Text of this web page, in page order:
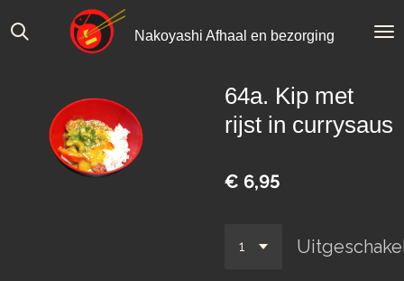
direct
hoofdinhoud
Nakoyashi Afhaal en bezorging
64a. Kip met
rijst in currysaus
€ 6,95